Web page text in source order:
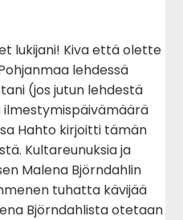
lukijani! Kiva että olette
lehdessä
(jos jutun lehdestä
Hahto kirjoitti tämän
Kultareunuksia ja
Malena Björndahlin
tuhatta kävijää
Björndahlista otetaan